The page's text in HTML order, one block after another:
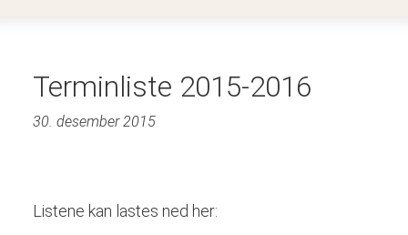
Terminliste 2015-2016
30. desember 2015
Listene kan lastes ned her: